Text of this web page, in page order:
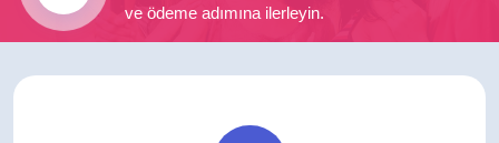
ve ödeme adımına ilerleyin.